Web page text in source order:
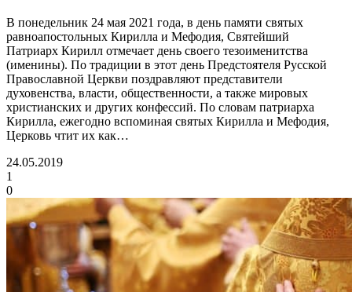
В понедельник 24 мая 2021 года, в день памяти святых
равноапостольных Кирилла и Мефодия, Святейший
Патриарх Кирилл отмечает день своего тезоименитства
(именины). По традиции в этот день Предстоятеля Русской
Православной Церкви поздравляют представители
духовенства, власти, общественности, а также мировых
христианских и других конфессий. По словам патриарха
Кирилла, ежегодно вспоминая святых Кирилла и Мефодия,
Церковь чтит их как…
24.05.2019
1
0